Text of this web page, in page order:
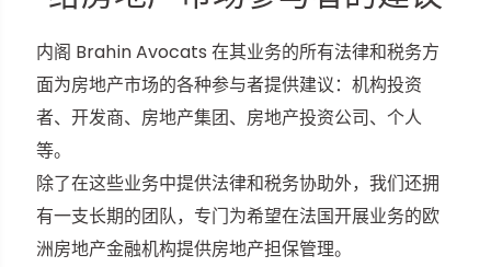
内阁 Brahin Avocats 在其业务的所有法律和税务方
面为房地产市场的各种参与者提供建议：机构投资
者、开发商、房地产集团、房地产投资公司、个人
等。
除了在这些业务中提供法律和税务协助外，我们还拥
有一支长期的团队，专门为希望在法国开展业务的欧
洲房地产金融机构提供房地产担保管理。